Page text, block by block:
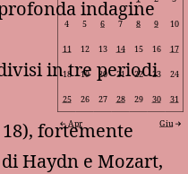
indagine
in tre periodi
fortemente
Haydn e Mozart,
4 5 6 7 8 9 10
11 12 13 14 15 16 17
18 19 20 21 22 23 24
25 26 27 28 29 30 31
Apr Giu